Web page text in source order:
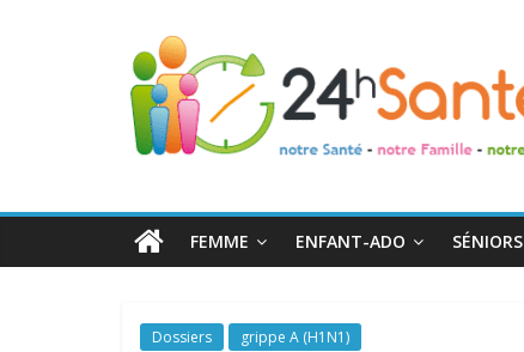
24h
Santé
toute
FEMME ENFANT-ADO SÉNIORS
Dossiers grippe A (H1N1)